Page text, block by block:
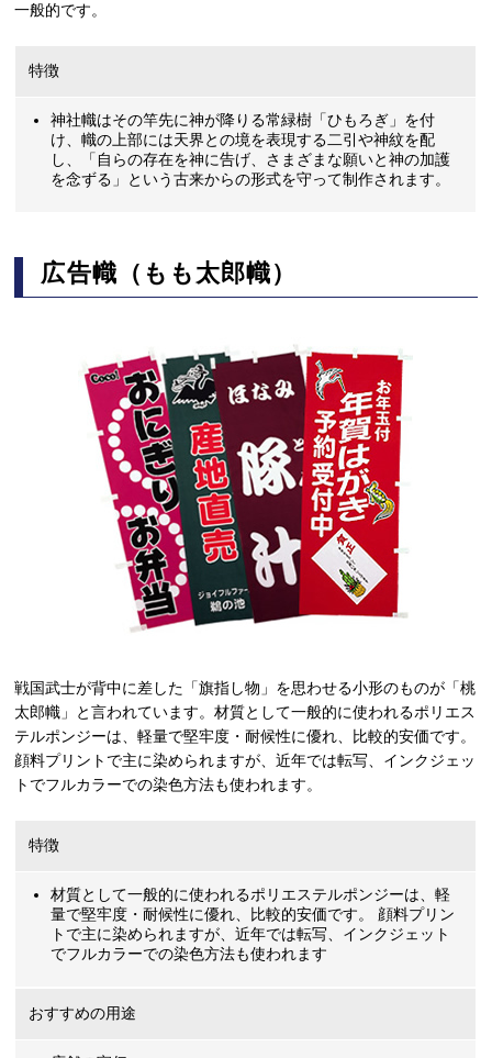
一般的です。
特徴
神社幟はその竿先に神が降りる常緑樹「ひもろぎ」を付
け、幟の上部には天界との境を表現する二引や神紋を配
し、「自らの存在を神に告げ、さまざまな願いと神の加護
を念ずる」という古来からの形式を守って制作されます。
広告幟（もも太郎幟）
戦国武士が背中に差した「旗指し物」を思わせる小形のものが「桃
太郎幟」と言われています。材質として一般的に使われるポリエス
テルポンジーは、軽量で堅牢度・耐候性に優れ、比較的安価です。
顔料プリントで主に染められますが、近年では転写、インクジェッ
トでフルカラーでの染色方法も使われます。
特徴
材質として一般的に使われるポリエステルポンジーは、軽
量で堅牢度・耐候性に優れ、比較的安価です。 顔料プリン
トで主に染められますが、近年では転写、インクジェット
でフルカラーでの染色方法も使われます
おすすめの用途